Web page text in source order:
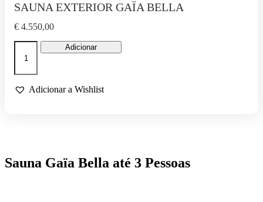
SAUNA EXTERIOR GAÏA BELLA
€ 4.550,00
Quantidade
EXTERIOR
GAÏA
Adicionar
Adicionar a Wishlist
Sauna Gaïa Bella até 3 Pessoas